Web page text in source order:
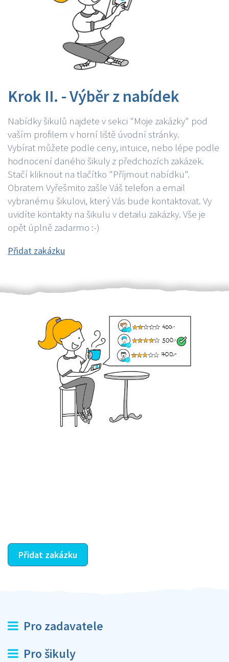
Krok II. - Výběr z nabídek
Nabídky šikulů najdete v sekci "Moje zakázky" pod
vaším profilem v horní liště úvodní stránky.
Vybírat můžete podle ceny, intuice, nebo lépe podle
hodnocení daného šikuly z předchozích zakázek.
Stačí kliknout na tlačítko "Příjmout nabídku".
Obratem Vyřešmito zašle Váš telefon a email
vybranému šikulovi, který Vás bude kontaktovat. Vy
uvidíte kontakty na šikulu v detailu zakázky. Vše je
opět úplně zadarmo :-)
Přidat zakázku
Přidat zakázku
Pro zadavatele
Pro šikuly